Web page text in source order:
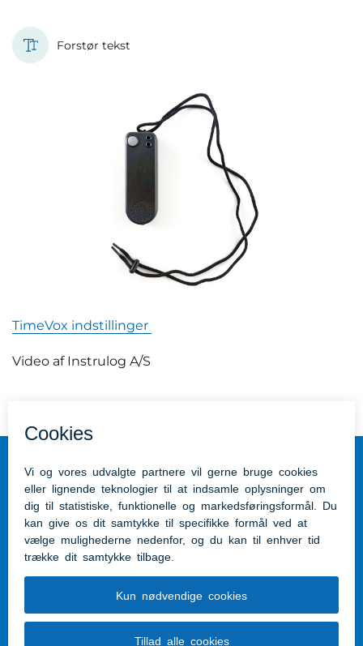
Forstør tekst
TimeVox indstillinger
Video af Instrulog A/S
Tilgængelighedserklæring
Hjælpemidler Hærvejshuset
Vestergade 14, 6230 i Rødekro
hjaelpemiddelhuset@aabenraa.dk
THS - Tale Høre Syn